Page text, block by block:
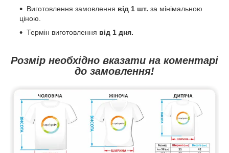
Виготовлення замовлення від 1 шт. за мінімальною
ціною.
Термін виготовлення від 1 дня.
Розмір необхідно вказати на коментарі
до замовлення!